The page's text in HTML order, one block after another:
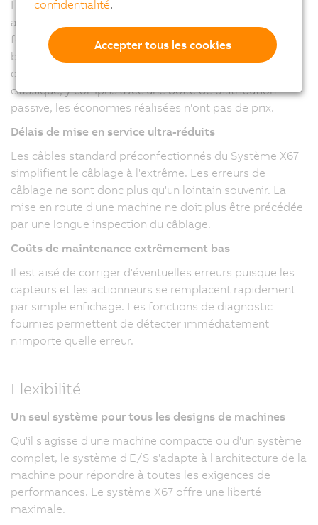
Le câblage nécessaire pour raccorder un capteur ou un
actionneur avec une armoire électrique peut être
fortement réduit. Le système X67 réduit ce câblage au
branchement d'un câble réseau et d'un câble
d'alimentation 24 VDC. Par rapport à un câblage
classique, y compris avec une boîte de distribution
passive, les économies réalisées n'ont pas de prix.
Délais de mise en service ultra-réduits
Les câbles standard préconfectionnés du Système X67
simplifient le câblage à l'extrême. Les erreurs de
câblage ne sont donc plus qu'un lointain souvenir. La
mise en route d'une machine ne doit plus être précédée
par une longue inspection du câblage.
Coûts de maintenance extrêmement bas
Il est aisé de corriger d'éventuelles erreurs puisque les
capteurs et les actionneurs se remplacent rapidement
par simple enfichage. Les fonctions de diagnostic
fournies permettent de détecter immédiatement
n'importe quelle erreur.
Flexibilité
Un seul système pour tous les designs de machines
Qu'il s'agisse d'une machine compacte ou d'un système
complet, le système d'E/S s'adapte à l'architecture de la
machine pour répondre à toutes les exigences de
performances. Le système X67 offre une liberté
maximale.
confidentialité.
Accepter tous les cookies